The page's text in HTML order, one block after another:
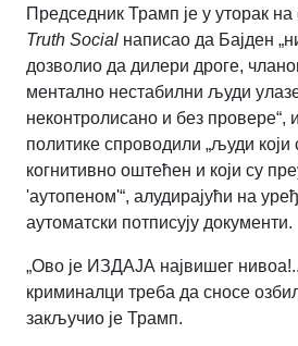
Председник Трамп је у уторак на
Truth Social написао да Бајден
дозволио да дилери дроге,
ментално нестабилни људи
неконтролисано и без провере“,
политике спроводили „људи који
когнитивно оштећен и који су
'аутопеном'“, алудирајући на
аутоматски потписују документи.
„Ово је ИЗДАЈА највишег
криминалци треба да сносе
закључио је Трамп.